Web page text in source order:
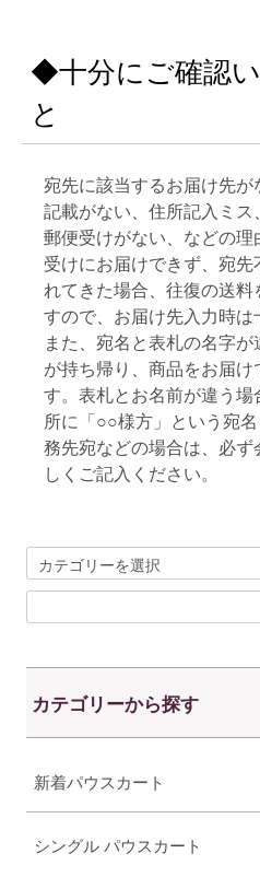
◆十分にご確認
と
宛先に該当するお届け先
記載がない、住所記入ミス
郵便受けがない、などの
受けにお届けできず、宛先
れてきた場合、往復の送料
すので、お届け先入力時は
また、宛名と表札の名字
が持ち帰り、商品をお届け
す。表札とお名前が違う
所に「○○様方」という宛
務先宛などの場合は、必
しくご記入ください。
カテゴリーから探す
新着パウスカート
シングル パウスカート